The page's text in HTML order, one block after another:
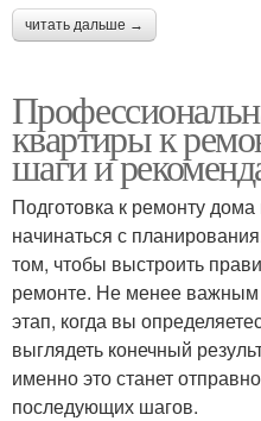
читать дальше →
квартиры к
шаги и
Подготовка к ремонту
начинаться с
том, чтобы выстроить
ремонте. Не менее важным
этап, когда вы
выглядеть конечный
именно это станет
последующих шагов.